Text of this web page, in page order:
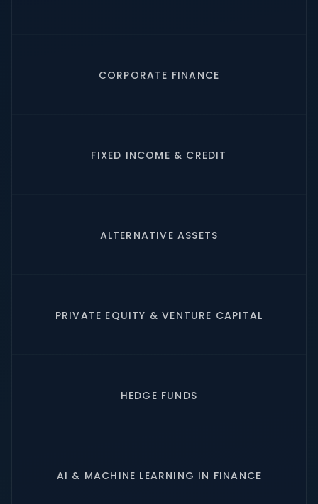
CORPORATE FINANCE
FIXED INCOME & CREDIT
ALTERNATIVE ASSETS
PRIVATE EQUITY & VENTURE CAPITAL
HEDGE FUNDS
AI & MACHINE LEARNING IN FINANCE